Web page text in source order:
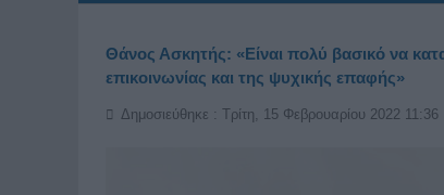
Θάνος Ασκητής: «Είναι πολύ βασικό να
επικοινωνίας και της ψυχικής επαφής»
Δημοσιεύθηκε : Τρίτη, 15 Φεβρουαρίου 2022 11:36